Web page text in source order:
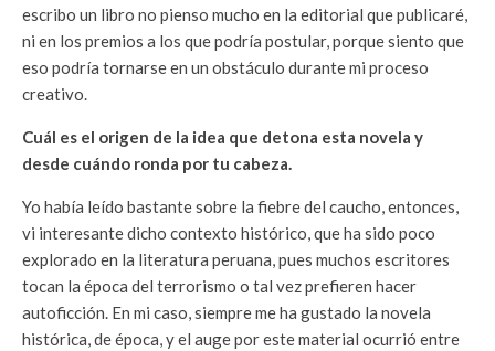
escribo un libro no pienso mucho en la editorial que publicaré,
ni en los premios a los que podría postular, porque siento que
eso podría tornarse en un obstáculo durante mi proceso
creativo.
Cuál es el origen de la idea que detona esta novela y
desde cuándo ronda por tu cabeza.
Yo había leído bastante sobre la fiebre del caucho, entonces,
vi interesante dicho contexto histórico, que ha sido poco
explorado en la literatura peruana, pues muchos escritores
tocan la época del terrorismo o tal vez prefieren hacer
autoficción. En mi caso, siempre me ha gustado la novela
histórica, de época, y el auge por este material ocurrió entre